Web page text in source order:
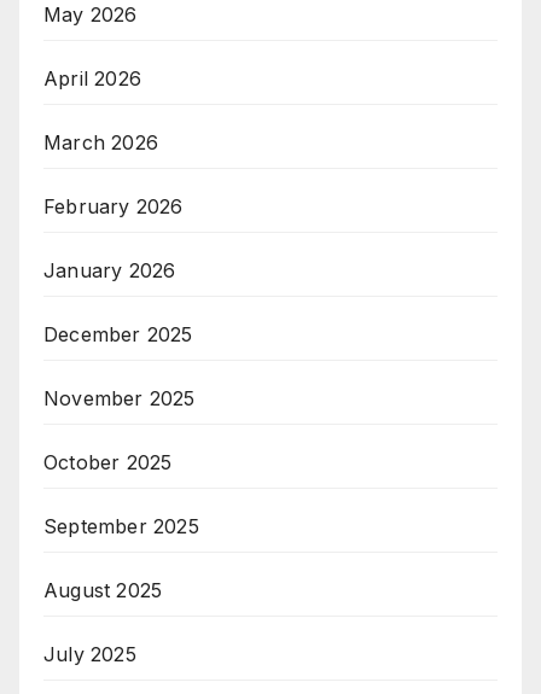
May 2026
April 2026
March 2026
February 2026
January 2026
December 2025
November 2025
October 2025
September 2025
August 2025
July 2025